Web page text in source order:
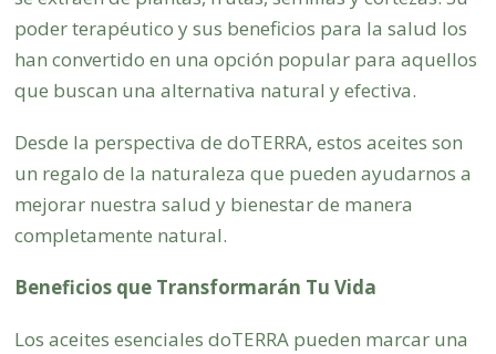
poder terapéutico y sus beneficios para la salud los
han convertido en una opción popular para aquellos
que buscan una alternativa natural y efectiva.
Desde la perspectiva de doTERRA, estos aceites son
un regalo de la naturaleza que pueden ayudarnos a
mejorar nuestra salud y bienestar de manera
completamente natural.
Beneficios que Transformarán Tu Vida
Los aceites esenciales doTERRA pueden marcar una